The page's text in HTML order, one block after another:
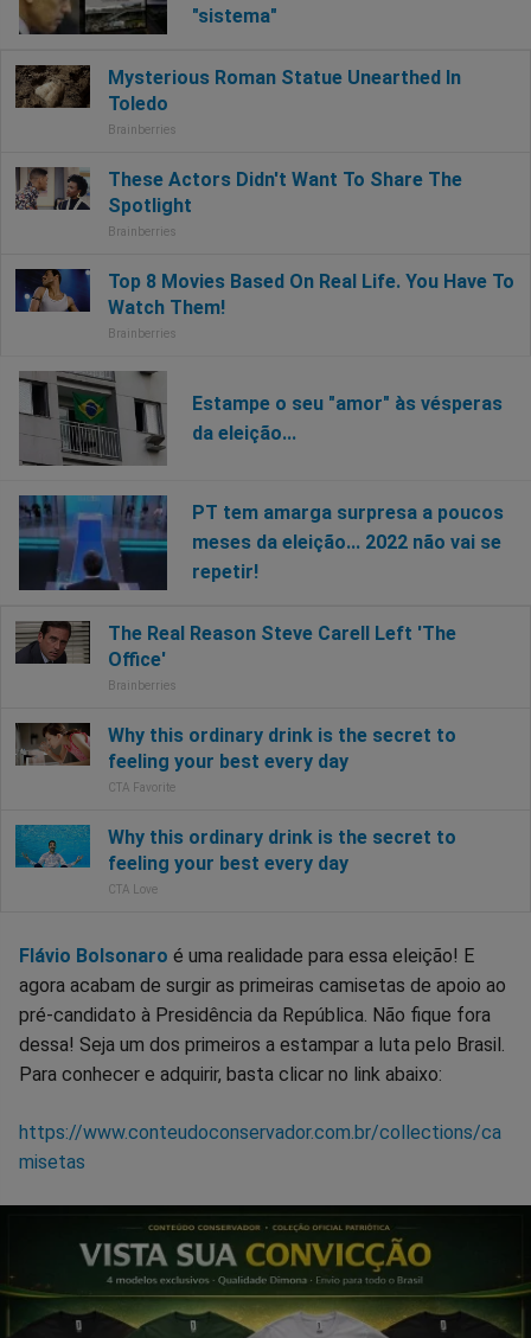
"sistema"
Estampe o seu "amor" às vésperas
da eleição...
PT tem amarga surpresa a poucos
meses da eleição... 2022 não vai se
repetir!
Flávio Bolsonaro é uma realidade para essa eleição! E
agora acabam de surgir as primeiras camisetas de apoio ao
pré-candidato à Presidência da República. Não fique fora
dessa! Seja um dos primeiros a estampar a luta pelo Brasil.
Para conhecer e adquirir, basta clicar no link abaixo:
https://www.conteudoconservador.com.br/collections/ca
misetas